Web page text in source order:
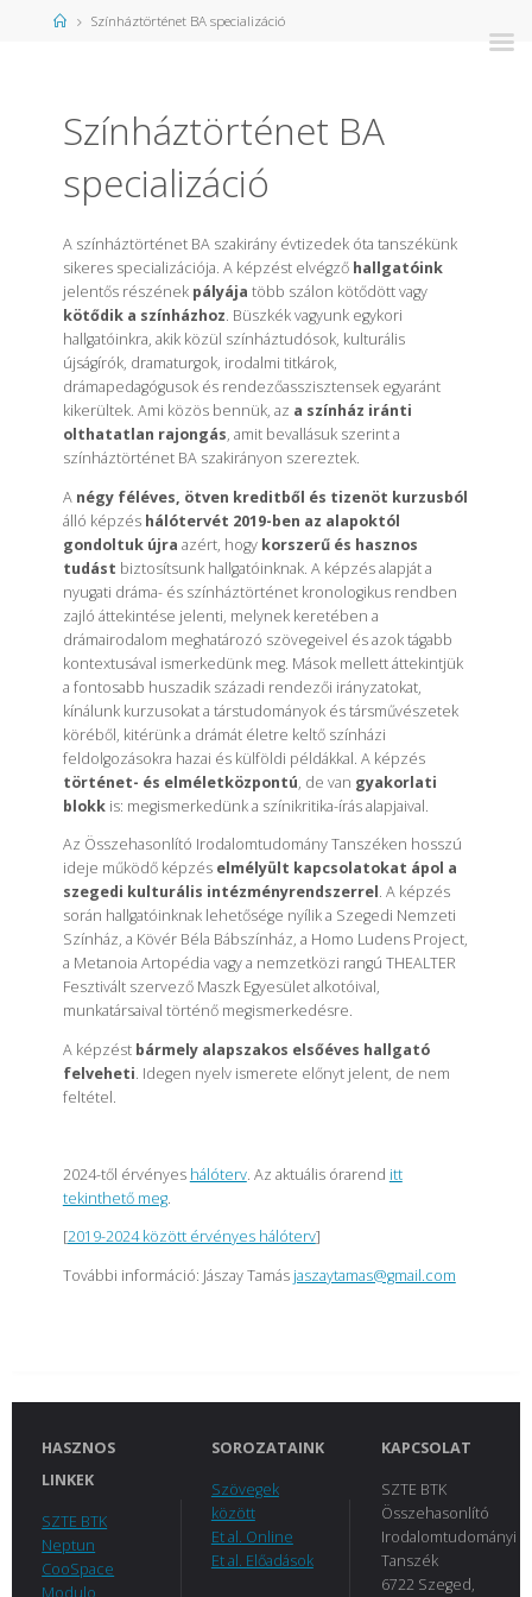
KezdőlapSzínháztörténet BA specializáció
Színháztörténet BA
specializáció
A színháztörténet BA szakirány évtizedek óta tanszékünk
sikeres specializációja. A képzést elvégző hallgatóink
jelentős részének pályája több szálon kötődött vagy
kötődik a színházhoz. Büszkék vagyunk egykori
hallgatóinkra, akik közül színháztudósok, kulturális
újságírók, dramaturgok, irodalmi titkárok,
drámapedagógusok és rendezőasszisztensek egyaránt
kikerültek. Ami közös bennük, az a színház iránti
olthatatlan rajongás, amit bevallásuk szerint a
színháztörténet BA szakirányon szereztek.
A négy féléves, ötven kreditből és tizenöt kurzusból
álló képzés hálótervét 2019-ben az alapoktól
gondoltuk újra azért, hogy korszerű és hasznos
tudást biztosítsunk hallgatóinknak. A képzés alapját a
nyugati dráma- és színháztörténet kronologikus rendben
zajló áttekintése jelenti, melynek keretében a
drámairodalom meghatározó szövegeivel és azok tágabb
kontextusával ismerkedünk meg. Mások mellett áttekintjük
a fontosabb huszadik századi rendezői irányzatokat,
kínálunk kurzusokat a társtudományok és társművészetek
köréből, kitérünk a drámát életre keltő színházi
feldolgozásokra hazai és külföldi példákkal. A képzés
történet- és elméletközpontú, de van gyakorlati
blokkis: megismerkedünk a színikritika-írás alapjaival.
Az Összehasonlító Irodalomtudomány Tanszéken hosszú
ideje működő képzés elmélyült kapcsolatokat ápol a
szegedi kulturális intézményrendszerrel. A képzés
során hallgatóinknak lehetősége nyílik a Szegedi Nemzeti
Színház, a Kövér Béla Bábszínház, a Homo Ludens Project,
a Metanoia Artopédia vagy a nemzetközi rangú THEALTER
Fesztivált szervező Maszk Egyesület alkotóival,
munkatársaival történő megismerkedésre.
A képzést bármely alapszakos elsőéves hallgató
felveheti. Idegen nyelv ismerete előnyt jelent, de nem
feltétel.
2024-től érvényes hálóterv. Az aktuális órarend itt
tekinthető meg.
[2019-2024 között érvényes hálóterv]
További információ: Jászay Tamás jaszaytamas@gmail.com
HASZNOS
LINKEK
SZTE BTK
Neptun
CooSpace
SOROZATAINK
Szövegek
között
Et al. Online
Et al. Előadások
KAPCSOLAT
SZTE BTK
Összehasonlító
Irodalomtudományi
Tanszék
6722 Szeged,